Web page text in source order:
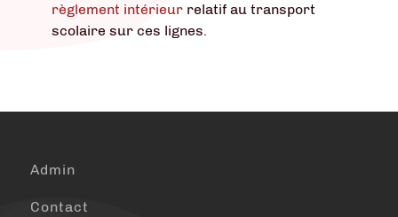
règlement intérieur relatif au transport
scolaire sur ces lignes.
Admin
Contact